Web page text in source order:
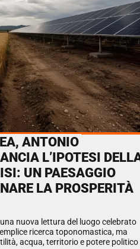
ANTONIO
L’IPOTESI
UN PAESAGGIO
LA PROSPERITÀ
nuova lettura del luogo celebrato
ricerca toponomastica, ma
acqua, territorio e potere politico